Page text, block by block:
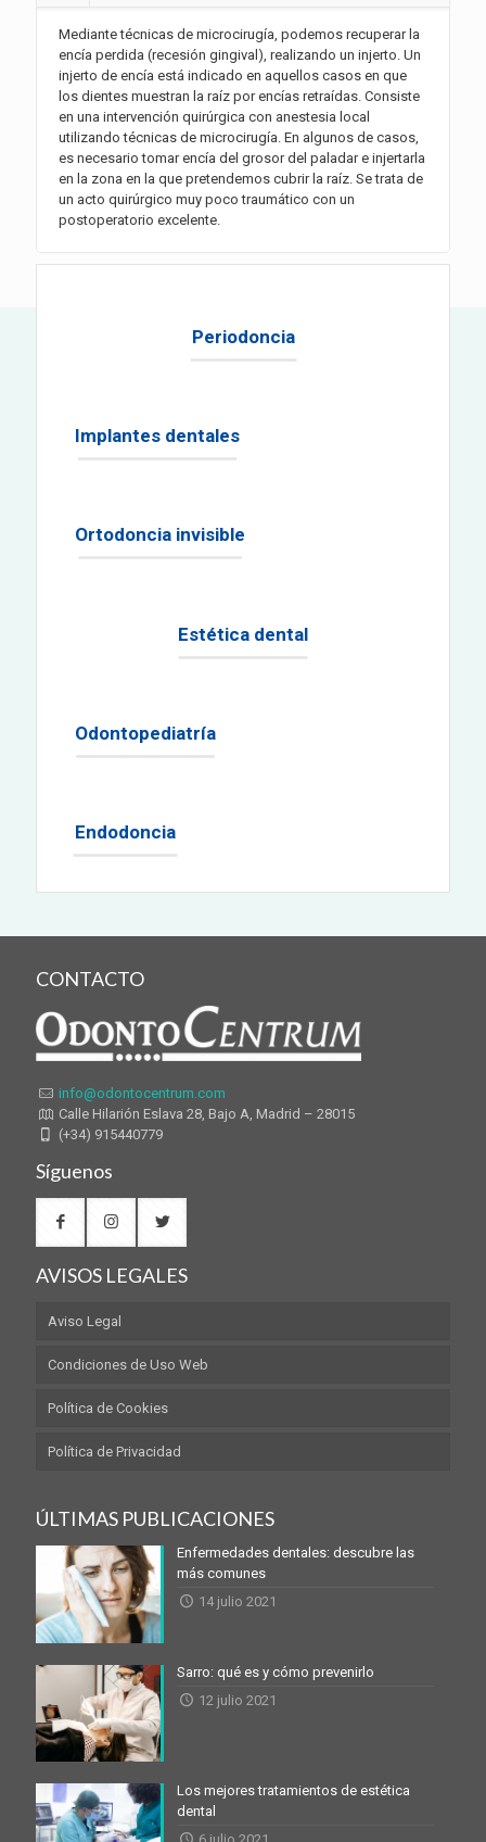
Mediante técnicas de microcirugía, podemos recuperar la
encía perdida (recesión gingival), realizando un injerto. Un
injerto de encía está indicado en aquellos casos en que
los dientes muestran la raíz por encías retraídas. Consiste
en una intervención quirúrgica con anestesia local
utilizando técnicas de microcirugía. En algunos de casos,
es necesario tomar encía del grosor del paladar e injertarla
en la zona en la que pretendemos cubrir la raíz. Se trata de
un acto quirúrgico muy poco traumático con un
postoperatorio excelente.
Periodoncia
Implantes dentales
Ortodoncia invisible
Estética dental
Odontopediatría
Endodoncia
CONTACTO
info@odontocentrum.com
Calle Hilarión Eslava 28, Bajo A, Madrid – 28015
(+34) 915440779
Síguenos
AVISOS LEGALES
Aviso Legal
Condiciones de Uso Web
Política de Cookies
Política de Privacidad
ÚLTIMAS PUBLICACIONES
Enfermedades dentales: descubre las
más comunes
14 julio 2021
Sarro: qué es y cómo prevenirlo
12 julio 2021
Los mejores tratamientos de estética
dental